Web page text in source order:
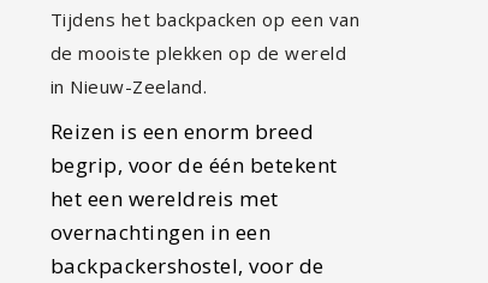
Tijdens het backpacken op een van
de mooiste plekken op de wereld
in Nieuw-Zeeland.
Reizen is een enorm breed
begrip, voor de één betekent
het een wereldreis met
overnachtingen in een
backpackershostel, voor de